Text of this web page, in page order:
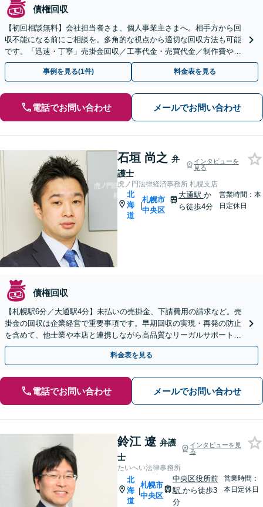
債権回収
【初回相談無料】会社担当者さま、個人事業主さまへ。相手方から回
収不能になる前にご相談を。多角的な視点から適切な回収方法も可能
です。「迅速・丁寧」売掛金回収／工事代金・売買代金／制作費や開
発費など回収債権の種類も多数経験あり
事例を見る(1件) 料金表を見る
電話でお問い合わせ メールでお問い合わせ
石垣 尚之 弁
護士
インタビューを
見る
虎ノ門法律経済事務所 札幌支店
北
海
道
|
札幌市
中央区
大通駅 か
ら徒歩4分
営業時間：本
日定休日
債権回収
【札幌駅6分／大通駅4分】未払いの売掛金、下請費用の請求など。売
掛金の回収は企業経営で重要事項です。早期回収の実現・再発の防止
を含めて、他士業や本店と連携しながら高品質なリーガルサポートが
できるよう尽力します【初回相談無料】【休日面談可】
料金表を見る
電話でお問い合わせ メールでお問い合わせ
鈴江 遼 弁護
士
インタビューを見
る
たいへい法律事務所
北
海
道
|
札幌市
中央区
中央区役所前
駅 から徒歩3
分
営業時間：
本日定休日